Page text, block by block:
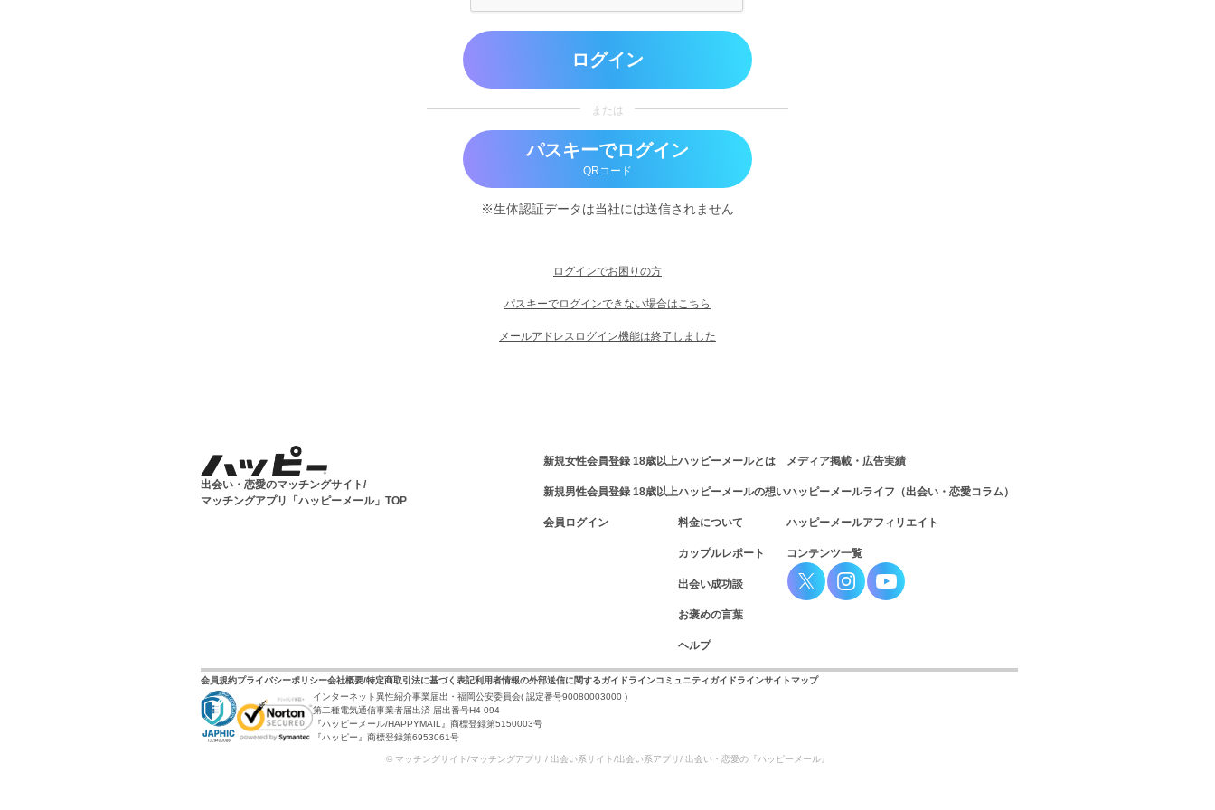
ログイン
または
パスキーでログイン
QRコード
※生体認証データは当社には送信されません
ログインでお困りの方
パスキーでログインできない場合はこちら
メールアドレスログイン機能は終了しました
出会い・恋愛のマッチングサイト/
マッチングアプリ「ハッピーメール」TOP
新規女性会員登録 18歳以上
新規男性会員登録 18歳以上
会員ログイン
ハッピーメールとは
ハッピーメールの想い
料金について
カップルレポート
出会い成功談
お褒めの言葉
ヘルプ
メディア掲載・広告実績
ハッピーメールライフ（出会い・恋愛コラム）
ハッピーメールアフィリエイト
コンテンツ一覧
会員規約プライバシーポリシー会社概要/特定商取引法に基づく表記利用者情報の外部送信に関するガイドラインコミュニティガイドラインサイトマップ
インターネット異性紹介事業届出・福岡公安委員会( 認定番号90080003000 )
第二種電気通信事業者届出済 届出番号H4-094
『ハッピーメール/HAPPYMAIL』商標登録第5150003号
『ハッピー』商標登録第6953061号
© マッチングサイト/マッチングアプリ / 出会い系サイト/出会い系アプリ/ 出会い・恋愛の『ハッピーメール』